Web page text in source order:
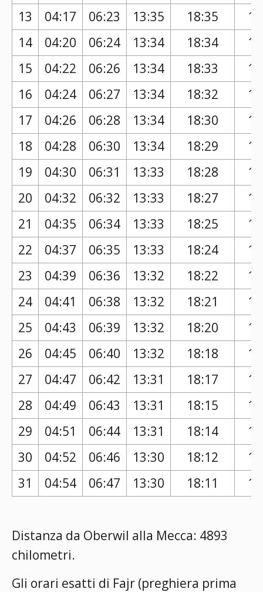
13 04:17 06:23 13:35 18:35
14
04:20 06:24 13:34 18:34
15
04:22 06:26 13:34 18:33
16
04:24 06:27 13:34 18:32
17
04:26 06:28 13:34 18:30
18
04:28 06:30 13:34 18:29
19
04:30 06:31 13:33 18:28
20
04:32 06:32 13:33 18:27
21
04:35 06:34 13:33 18:25
22
04:37 06:35 13:33 18:24
23
04:39 06:36 13:32 18:22
24
04:41 06:38 13:32 18:21
25
04:43 06:39 13:32 18:20
26
04:45 06:40 13:32 18:18
27
04:47 06:42 13:31 18:17
28
04:49 06:43 13:31 18:15
29
04:51 06:44 13:31 18:14
30
04:52 06:46 13:30 18:12
31
04:54 06:47 13:30 18:11
Distanza da Oberwil alla Mecca: 4893
chilometri.
Gli orari esatti di Fajr (preghiera prima